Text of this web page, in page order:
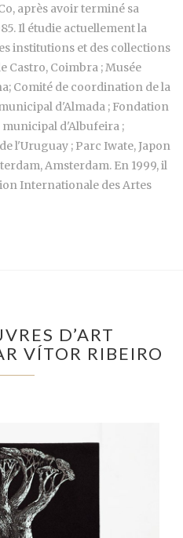
après avoir terminé sa
Il étudie actuellement la
institutions et des collections
Castro, Coimbra ; Musée
Comité de coordination de la
d'Almada ; Fondation
municipal d'Albufeira ;
l'Uruguay ; Parc Iwate, Japon
Amsterdam. En 1999, il
Internationale des Artes
D’ART
VÍTOR RIBEIRO